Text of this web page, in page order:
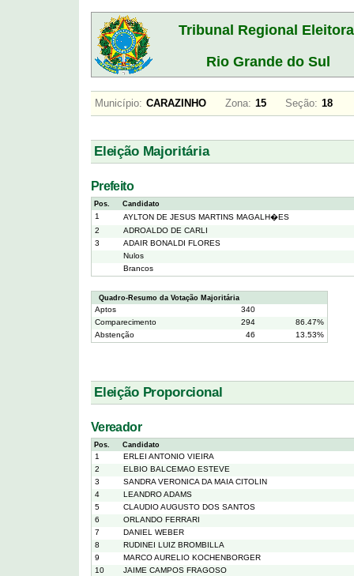
Tribunal Regional
Rio Grande do Sul
Município: CARAZINHO Zona: 15 Seção: 18
Eleição Majoritária
Prefeito
Pos. Candidato
1
AYLTON DE JESUS MARTINS MAGALH�ES
2
ADROALDO DE CARLI
3
ADAIR BONALDI FLORES
Nulos
Brancos
Quadro-Resumo da Votação Majoritária
Aptos
340
Comparecimento
294
86.47%
Abstenção
46 13.53%
Eleição Proporcional
Vereador
Pos. Candidato
1
ERLEI ANTONIO VIEIRA
2
ELBIO BALCEMAO ESTEVE
3
SANDRA VERONICA DA MAIA CITOLIN
4
LEANDRO ADAMS
5
CLAUDIO AUGUSTO DOS SANTOS
6
ORLANDO FERRARI
7
DANIEL WEBER
8
RUDINEI LUIZ BROMBILLA
9
MARCO AURELIO KOCHENBORGER
10
JAIME CAMPOS FRAGOSO